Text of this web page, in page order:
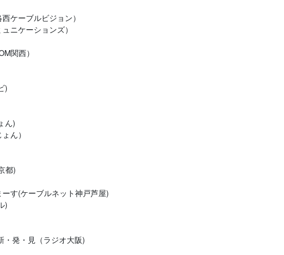
ケーブルビジョン）
ニケーションズ）
関西）
)
ん)
ん）
都)
す(ケーブルネット神戸芦屋)
)
・発・見（ラジオ大阪)